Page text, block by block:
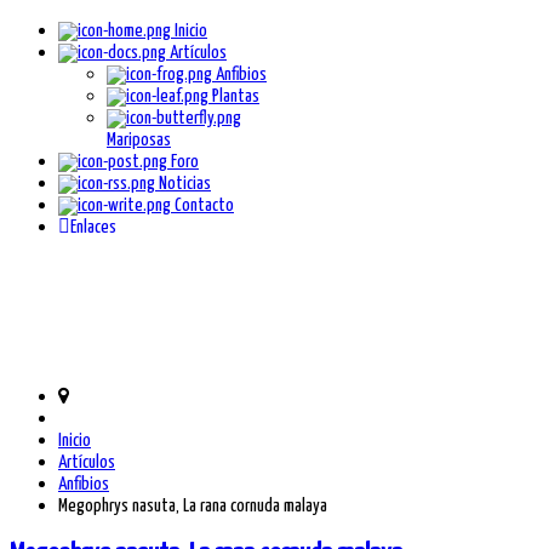
Inicio
Artículos
Anfibios
Plantas
Mariposas
Foro
Noticias
Contacto
Enlaces
Inicio
Artículos
Anfibios
Megophrys nasuta, La rana cornuda malaya